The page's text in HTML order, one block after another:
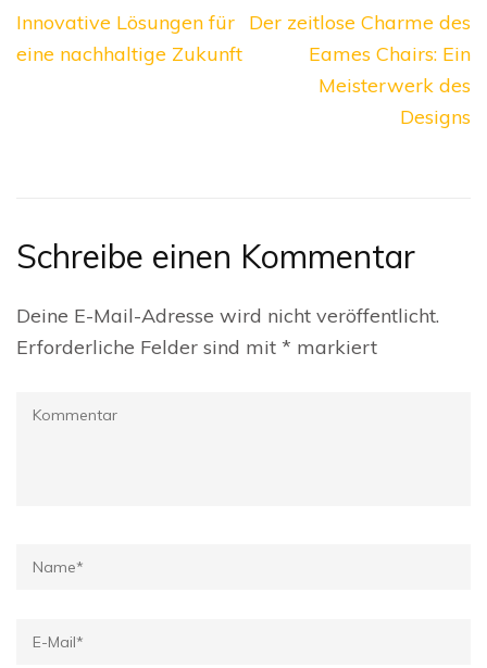
Beitragsnavigation
Innovative Lösungen für
eine nachhaltige Zukunft
Der zeitlose Charme des
Eames Chairs: Ein
Meisterwerk des
Designs
Schreibe einen Kommentar
Deine E-Mail-Adresse wird nicht veröffentlicht.
Erforderliche Felder sind mit * markiert
Kommentar
Name*
E-